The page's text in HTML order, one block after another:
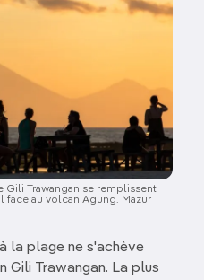
Gili Trawangan se remplissent
au volcan Agung. Mazur
la plage ne s'achève
Gili Trawangan. La plus